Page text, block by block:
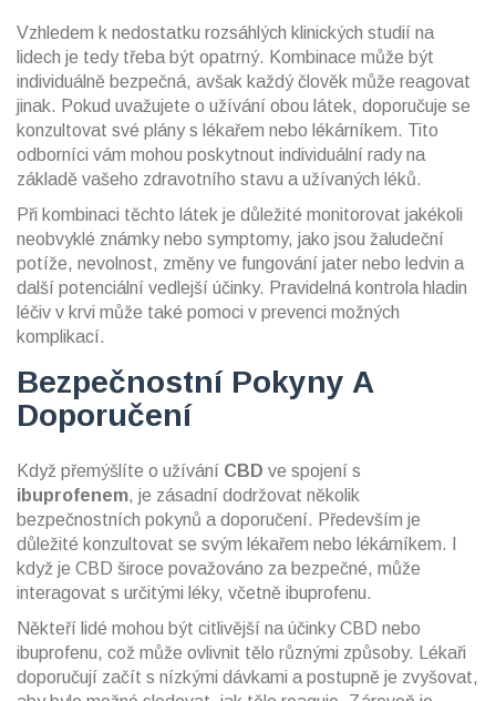
Vzhledem k nedostatku rozsáhlých klinických studií na
lidech je tedy třeba být opatrný. Kombinace může být
individuálně bezpečná, avšak každý člověk může reagovat
jinak. Pokud uvažujete o užívání obou látek, doporučuje se
konzultovat své plány s lékařem nebo lékárníkem. Tito
odborníci vám mohou poskytnout individuální rady na
základě vašeho zdravotního stavu a užívaných léků.
Při kombinaci těchto látek je důležité monitorovat jakékoli
neobvyklé známky nebo symptomy, jako jsou žaludeční
potíže, nevolnost, změny ve fungování jater nebo ledvin a
další potenciální vedlejší účinky. Pravidelná kontrola hladin
léčiv v krvi může také pomoci v prevenci možných
komplikací.
Bezpečnostní Pokyny A
Doporučení
Když přemýšlíte o užívání CBD ve spojení s
ibuprofenem, je zásadní dodržovat několik
bezpečnostních pokynů a doporučení. Především je
důležité konzultovat se svým lékařem nebo lékárníkem. I
když je CBD široce považováno za bezpečné, může
interagovat s určitými léky, včetně ibuprofenu.
Někteří lidé mohou být citlivější na účinky CBD nebo
ibuprofenu, což může ovlivnit tělo různými způsoby. Lékaři
doporučují začít s nízkými dávkami a postupně je zvyšovat,